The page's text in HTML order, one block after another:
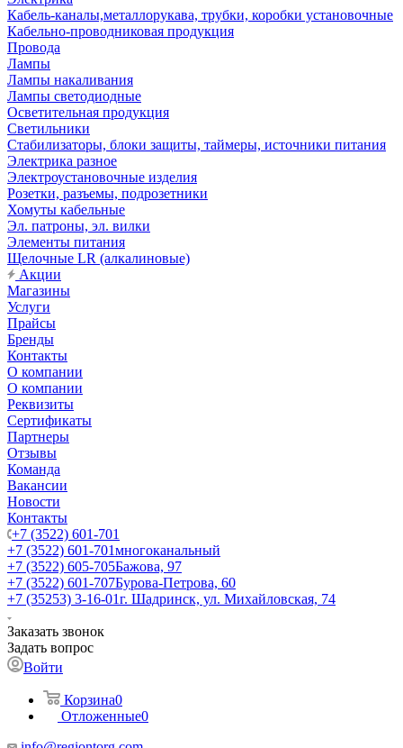
Кабель-каналы,металлорукава, трубки, коробки установочные
Кабельно-проводниковая продукция
Провода
Лампы
Лампы накаливания
Лампы светодиодные
Осветительная продукция
Светильники
Стабилизаторы, блоки защиты, таймеры, источники питания
Электрика разное
Электроустановочные изделия
Розетки, разъемы, подрозетники
Хомуты кабельные
Эл. патроны, эл. вилки
Элементы питания
Щелочные LR (алкалиновые)
Акции
Магазины
Услуги
Прайсы
Бренды
Контакты
О компании
О компании
Реквизиты
Сертификаты
Партнеры
Отзывы
Команда
Вакансии
Новости
Контакты
+7 (3522) 601-701
+7 (3522) 601-701многоканальный
+7 (3522) 605-705Бажова, 97
+7 (3522) 601-707Бурова-Петрова, 60
+7 (35253) 3-16-01г. Шадринск, ул. Михайловская, 74
Заказать звонок
Задать вопрос
Войти
Корзина0
Отложенные0